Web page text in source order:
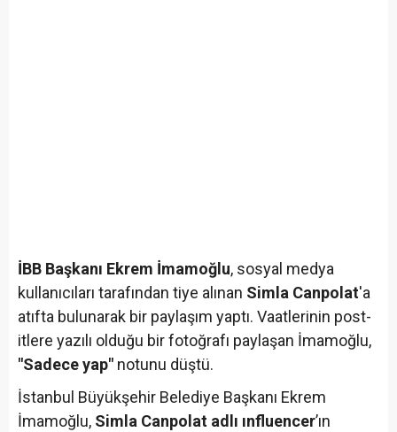
İBB Başkanı Ekrem İmamoğlu, sosyal medya
kullanıcıları tarafından tiye alınan Simla Canpolat'a
atıfta bulunarak bir paylaşım yaptı. Vaatlerinin post-
itlere yazılı olduğu bir fotoğrafı paylaşan İmamoğlu,
"Sadece yap" notunu düştü.
İstanbul Büyükşehir Belediye Başkanı Ekrem
İmamoğlu, Simla Canpolat adlı ınfluencer’ın